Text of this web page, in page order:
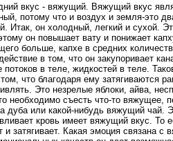
вкус - вяжущий. Вяжущий вкус
потому что и воздух и земля-это
Итак, он холодный, легкий и сухой.
он повышает вату и понижает
больше, капхе в средних
в том, что он закупоривает
потоков в теле, жидкостей в теле.
что благодаря ему затягиваются
Это незрелые яблоки, айва,
необходимо съесть что-то вяжущее,
дуба или какой-нибудь вяжущий чай.
кровь имеет вяжущий вкус. То
и затягивает. Какая эмоция связана